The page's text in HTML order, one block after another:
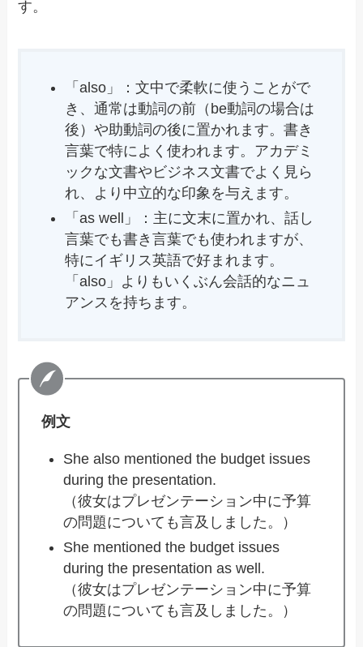
す。
「also」：文中で柔軟に使うことがで
き、通常は動詞の前（be動詞の場合は
後）や助動詞の後に置かれます。書き
言葉で特によく使われます。アカデミ
ックな文書やビジネス文書でよく見ら
れ、より中立的な印象を与えます。
「as well」：主に文末に置かれ、話し
言葉でも書き言葉でも使われますが、
特にイギリス英語で好まれます。
「also」よりもいくぶん会話的なニュ
アンスを持ちます。
例文
She also mentioned the budget issues
during the presentation.
（彼女はプレゼンテーション中に予算
の問題についても言及しました。）
She mentioned the budget issues
during the presentation as well.
（彼女はプレゼンテーション中に予算
の問題についても言及しました。）